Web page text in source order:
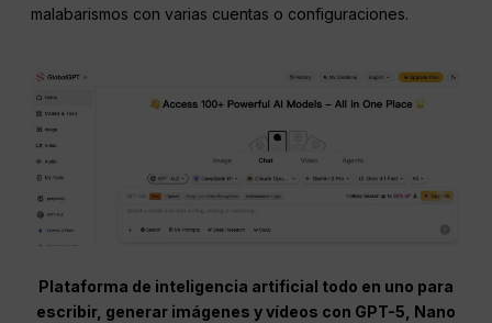
malabarismos con varias cuentas o configuraciones.
Plataforma de inteligencia artificial todo en uno para
escribir, generar imágenes y vídeos con GPT-5, Nano